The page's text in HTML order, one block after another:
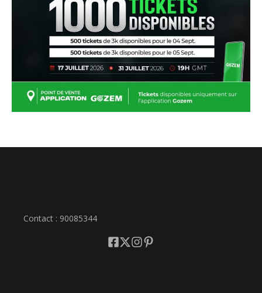
Contact : 90085344